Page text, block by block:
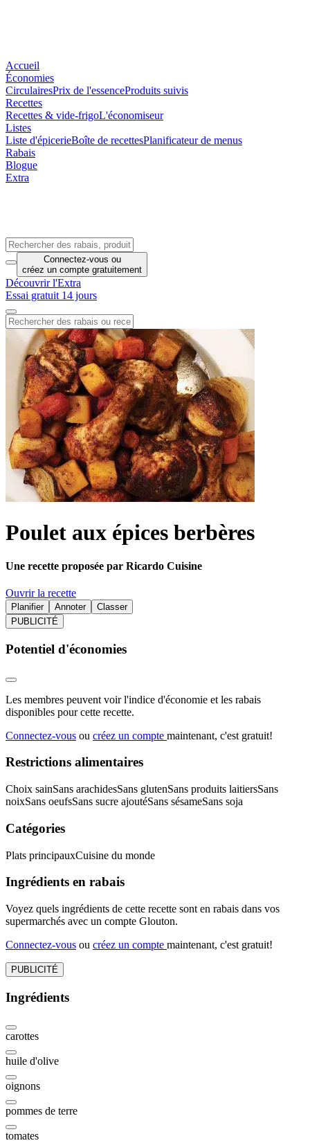
Accueil
Économies
CirculairesPrix de l'essenceProduits suivis
Recettes
Recettes & vide-frigoL'économiseur
Listes
Liste d'épicerieBoîte de recettesPlanificateur de menus
Rabais
Blogue
Extra
Connectez-vous ou
créez un compte gratuitement
Découvrir l'Extra
Essai gratuit 14 jours
Poulet aux épices berbères
Une recette proposée par Ricardo Cuisine
Ouvrir la recette
Planifier Annoter
Classer
PUBLICITÉ
Potentiel d'économies
Les membres peuvent voir l'indice d'économie et les rabais
disponibles pour cette recette.
Connectez-vous ou créez un compte maintenant, c'est gratuit!
Restrictions alimentaires
Choix sainSans arachidesSans glutenSans produits laitiersSans
noixSans oeufsSans sucre ajoutéSans sésameSans soja
Catégories
Plats principauxCuisine du monde
Ingrédients en rabais
Voyez quels ingrédients de cette recette sont en rabais dans vos
supermarchés avec un compte Glouton.
Connectez-vous ou créez un compte maintenant, c'est gratuit!
PUBLICITÉ
Ingrédients
carottes
huile d'olive
oignons
pommes de terre
tomates